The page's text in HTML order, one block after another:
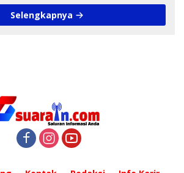
Selengkapnya